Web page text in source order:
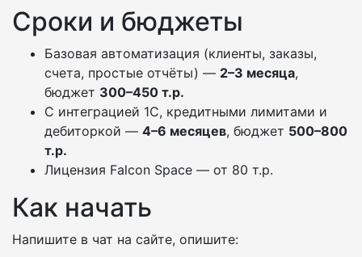
Сроки и бюджеты
Базовая автоматизация (клиенты, заказы,
счета, простые отчёты) — 2–3 месяца,
бюджет 300–450 т.р.
С интеграцией 1С, кредитными лимитами и
дебиторкой — 4–6 месяцев, бюджет 500–800
т.р.
Лицензия Falcon Space — от 80 т.р.
Как начать
Напишите в чат на сайте, опишите: